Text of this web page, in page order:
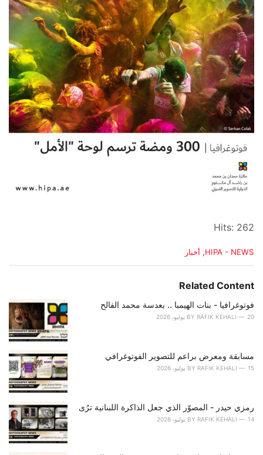
Hits: 262
C
e
o
r
:
HIPA - NEWS
, أخبار
Related Content
فوتوغرافيا - بنات الهيمبا .. بعدسة محمد الفالح
BY RAFIK KEHALI 20 يوليو، 2026
مسابقة ومعرض براعم للتصوير الفوتوغرافي
BY RAFIK KEHALI 15 يوليو، 2026
رمزي حيدر - المصوّر الذي جعل الذاكرة اللبنانية ترُى
BY RAFIK KEHALI 14 يوليو، 2026